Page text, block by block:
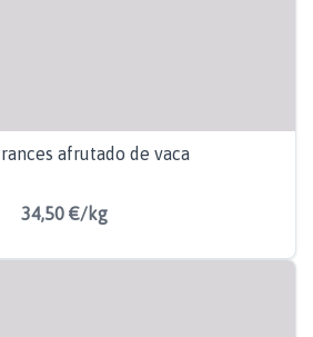
afrutado de vaca
34,50 €/kg